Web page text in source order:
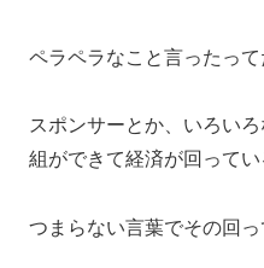
ペラペラなこと言ったって
スポンサーとか、いろい
組ができて経済が回ってい
つまらない言葉でその回っ